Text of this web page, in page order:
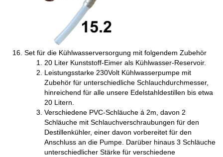
Set für die Kühlwasserversorgung mit folgendem Zubehör
20 Liter Kunststoff-Eimer als Kühlwasser-Reservoir.
Leistungsstarke 230Volt Kühlwasserpumpe mit
Zubehör für unterschiedliche Schlauchdurchmesser,
hinreichend für alle unsere Edelstahldestillen bis etwa
20 Litern.
Verschiedene PVC-Schläuche á 2m, davon 2
Schläuche mit Schlauchverschraubungen für den
Destillenkühler, einer davon vorbereitet für den
Anschluss an die Pumpe. Darüber hinaus 3 Schläuche
unterschiedlicher Stärke für verschiedene